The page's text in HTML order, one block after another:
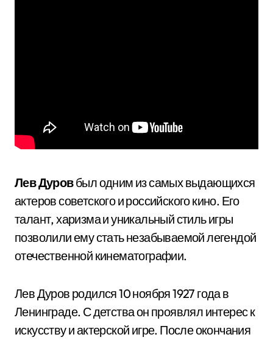
Лев Дуровбыл одним из самых выдающихся
актеров советского и российского кино. Его
талант, харизма и уникальный стиль игры
позволили ему стать незабываемой легендой
отечественной кинематографии.
Лев Дуров родился 10 ноября 1927 года в
Ленинграде. С детства он проявлял интерес к
искусству и актерской игре. После окончания